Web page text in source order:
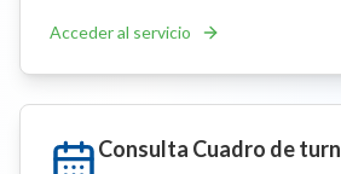
Acceder al servicio
Consulta Cuadro de